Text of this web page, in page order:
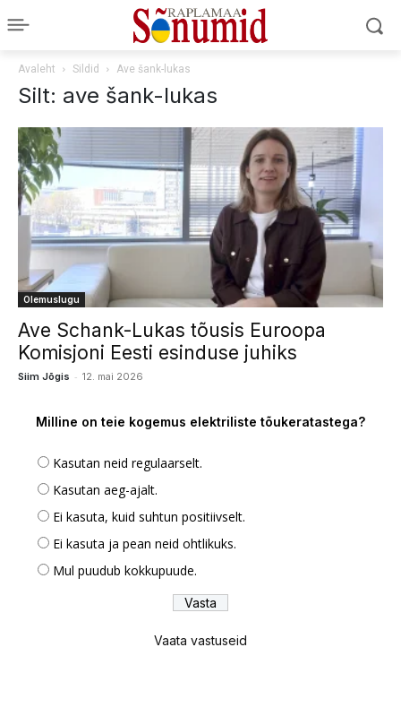
Avaleht Sildid Ave šank-lukas
Silt: ave šank-lukas
Olemuslugu
Ave Schank-Lukas tõusis Euroopa
Komisjoni Eesti esinduse juhiks
Siim Jõgis - 12. mai 2026
Milline on teie kogemus elektriliste tõukeratastega?
Kasutan neid regulaarselt.
Kasutan aeg-ajalt.
Ei kasuta, kuid suhtun positiivselt.
Ei kasuta ja pean neid ohtlikuks.
Mul puudub kokkupuude.
Vaata vastuseid